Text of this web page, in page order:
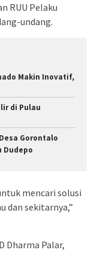
RUU Pelaku
undang.
Makin Inovatif,
di Pulau
Gorontalo
Dudepo
mencari solusi
dan sekitarnya,”
Dharma Palar,